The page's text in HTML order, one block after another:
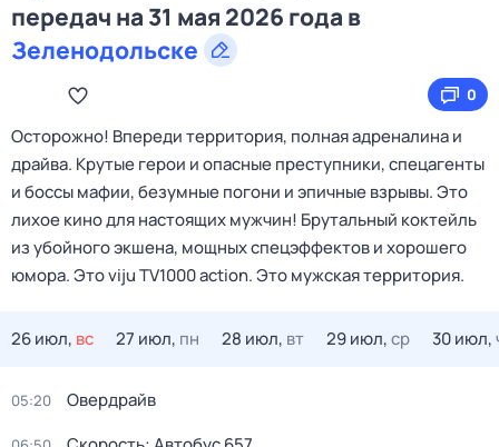
передач на 31 мая 2026 года в
Зеленодольске
0
Осторожно! Впереди территория, полная адреналина и
драйва. Крутые герои и опасные преступники, спецагенты
и боссы мафии, безумные погони и эпичные взрывы. Это
лихое кино для настоящих мужчин! Брутальный коктейль
из убойного экшена, мощных спецэффектов и хорошего
юмора. Это viju TV1000 action. Это мужская территория.
26 июл, вс 27 июл, пн 28 июл, вт 29 июл,ср 30 июл,
05:20 Овердрайв